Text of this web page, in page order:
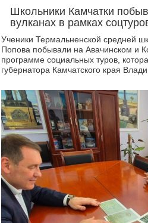
Школьники Камчатки
вулканах в рамках
Ученики Термальненской средней
Попова побывали на Авачинском и
программе социальных туров,
губернатора Камчатского края